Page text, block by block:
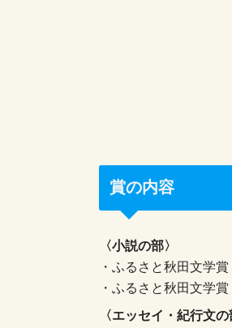
賞の内容
〈小説の部〉
・ふるさと秋田文学
・ふるさと秋田文学
〈エッセイ・紀行文の